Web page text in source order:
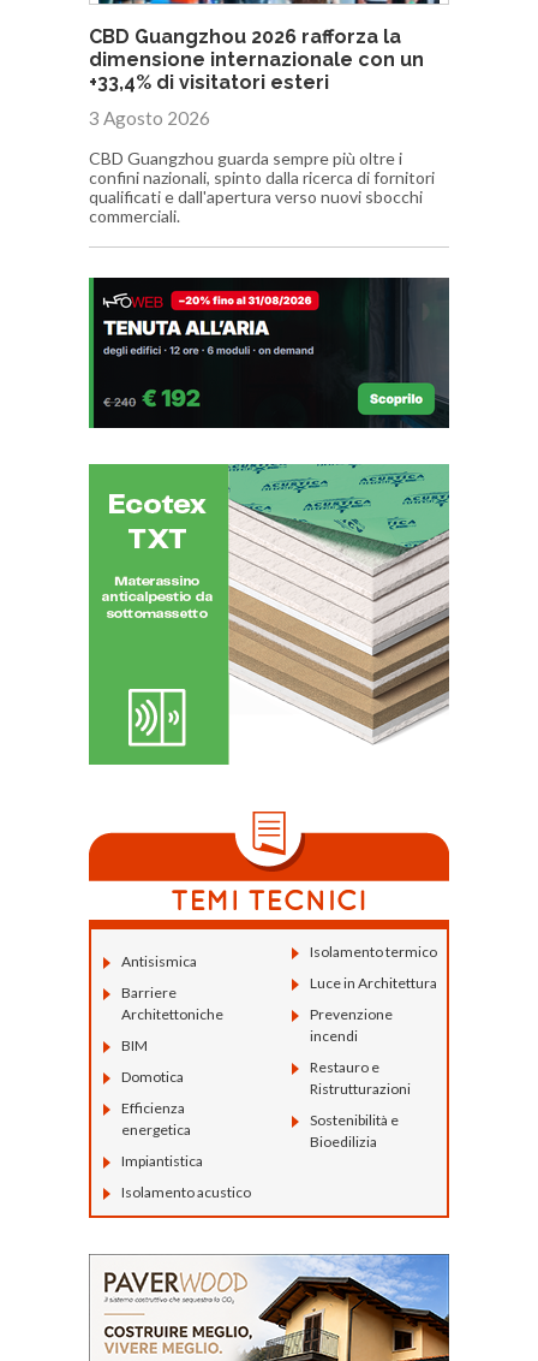
CBD Guangzhou 2026 rafforza la
dimensione internazionale con un
+33,4% di visitatori esteri
3 Agosto 2026
CBD Guangzhou guarda sempre più oltre i
confini nazionali, spinto dalla ricerca di fornitori
qualificati e dall'apertura verso nuovi sbocchi
commerciali.
Antisismica
Barriere
Architettoniche
BIM
Domotica
Efficienza
energetica
Impiantistica
Isolamento acustico
Isolamento termico
Luce in Architettura
Prevenzione
incendi
Restauro e
Ristrutturazioni
Sostenibilità e
Bioedilizia